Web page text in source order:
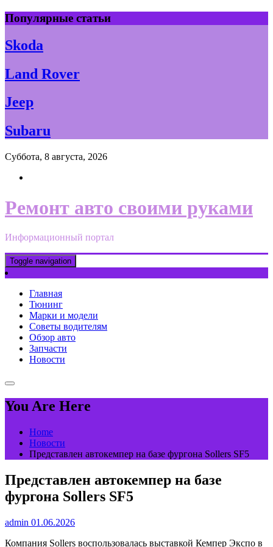
Skip
to
content
Популярные статьи
Skoda
Land Rover
Jeep
Subaru
Суббота, 8 августа, 2026
Ремонт авто своими руками
Информационный портал
Toggle navigation
Главная
Тюнинг
Марки и модели
Советы водителям
Обзор авто
Запчасти
Новости
You Are Here
Home
Новости
Представлен автокемпер на базе фургона Sollers SF5
Представлен автокемпер на базе
фургона Sollers SF5
admin 01.06.2026
Компания Sollers воспользовалась выставкой Кемпер Экспо в